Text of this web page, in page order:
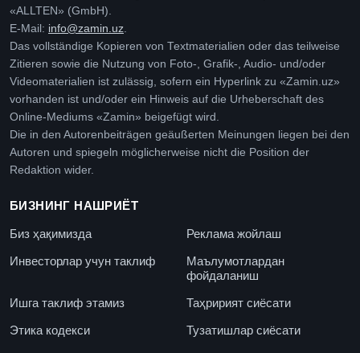
«ALLTEN» (GmbH).
E-Mail: info@zamin.uz
Das vollständige Kopieren von Textmaterialien oder das teilweise
Zitieren sowie die Nutzung von Foto-, Grafik-, Audio- und/oder
Videomaterialien ist zulässig, sofern ein Hyperlink zu «Zamin.uz»
vorhanden ist und/oder ein Hinweis auf die Urheberschaft des
Online-Mediums «Zamin» beigefügt wird.
Die in den Autorenbeiträgen geäußerten Meinungen liegen bei den
Autoren und spiegeln möglicherweise nicht die Position der
Redaktion wider.
БИЗНИНГ НАШРИЁТ
Биз ҳақимизда
Реклама жойлаш
Инвесторлар учун таклиф
Маълумотлардан
фойдаланиш
Ишга таклиф этамиз
Таҳририят сиёсати
Этика кодекси
Тузатишлар сиёсати